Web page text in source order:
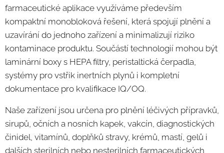
farmaceutické aplikace využíváme především
kompaktní monobloková řešení, která spojují plnění a
uzavírání do jednoho zařízení a minimalizují riziko
kontaminace produktu. Součástí technologií mohou být
laminární boxy s HEPA filtry, peristaltická čerpadla,
systémy pro vstřik inertních plynů i kompletní
dokumentace pro kvalifikace IQ/OQ.
Naše zařízení jsou určena pro plnění léčivých přípravků,
sirupů, očních a nosních kapek, vakcín, diagnostických
činidel, vitamínů, doplňků stravy, krémů, mastí, gelů i
dalších sterilních nebo nesterilních farmaceutických